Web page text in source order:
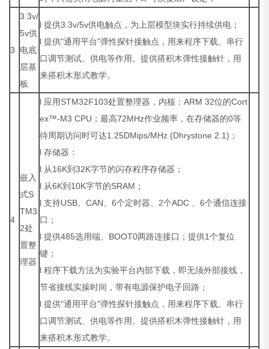
3
3.3v/
5v供
电底
层基
板
l 提供3.3v/5v供电触点，为上层模型块实行持续供电；
l 提供"通用平台"弹性探针接触点，用来程序下载、串行
口调节测试、供电等作用。提供搭积木弹性接触针，用
来搭积木形式教学。
4
嵌入
式S
TM3
2处
置整
理器
l 应用STM32F103处置整理器，内核：ARM 32位的Cort
ex™-M3 CPU；最高72MHz作业频率，在存储器的0等
待周期访问时可达1.25DMips/MHz (Dhrystone 2.1)；
l 存储器：
l 从16K到32K字节的闪存程序存储器；
l 从6K到10K字节的SRAM；
l 支持USB、CAN、6个定时器、2个ADC 、6个通信连接
口；
l 提供485选用端、BOOT0两路连接口；提供1个复位
键；
l 程序下载方法为实验平台内部下载，即无须外部接线，
节省接线实操时间，带有电源保护电子回路；
l 提供"通用平台"弹性探针接触点，用来程序下载、串行
口调节测试、供电等作用。提供搭积木弹性接触针，用
来搭积木形式教学。